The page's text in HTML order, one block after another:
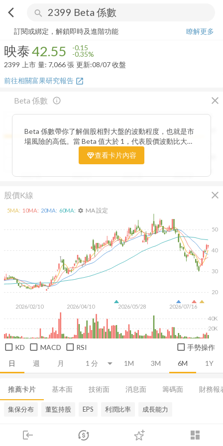
arrow_back_ios search
login dashboard
市場 登入
映泰 42.55-0.35%
訂閱或綁定，解鎖即時及進階功能
瞭解更多
映泰42.55 -0.15
-0.35%
2399
上市 量: 7,066張 更新:08/07 收盤
前往相關富果研究報告 open_in_new
Beta 係數 close
info_outline
2
Beta 係數帶你了解個股相對大盤的波動程度，也就是市
場風險的高低。當 Beta 值大於 1，代表股價波動比大盤
更劇烈，屬於高風險高報酬型；若 Beta 值小於 1，則表
示波動相對穩定，抗跌性較強。透過觀察 Beta 值的變化
查看卡片內容
股價K線 close
日 週 月 1M 3M 6M 1Y
2026/02/10 2026/04/10 2026/05/28 2026/07/16
20
30
40
50
20K
40K
5MA: 10MA: 20MA: 60MA: settings MA 設定
KD MACD RSI 手勢操作
推薦卡片 基本面 技術面 消息面 籌碼面 財務報
集保分布 董監持股 EPS 利潤比率 成長能力